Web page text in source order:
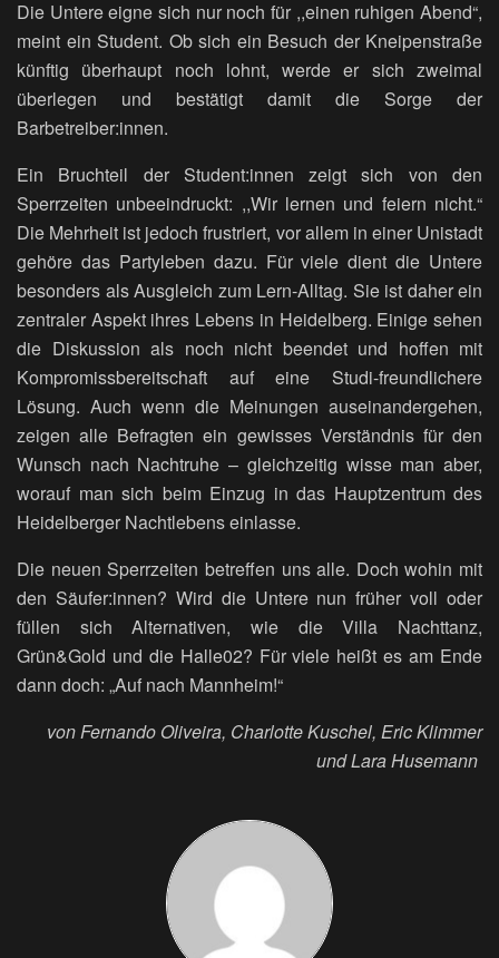
Die Untere eigne sich nur noch für ,,einen ruhigen Abend“,
meint ein Student. Ob sich ein Besuch der Kneipenstraße
künftig überhaupt noch lohnt, werde er sich zweimal
überlegen und bestätigt damit die Sorge der
Barbetreiber:innen.
Ein Bruchteil der Student:innen zeigt sich von den
Sperrzeiten unbeeindruckt: ,,Wir lernen und feiern nicht.“
Die Mehrheit ist jedoch frustriert, vor allem in einer Unistadt
gehöre das Partyleben dazu. Für viele dient die Untere
besonders als Ausgleich zum Lern-Alltag. Sie ist daher ein
zentraler Aspekt ihres Lebens in Heidelberg. Einige sehen
die Diskussion als noch nicht beendet und hoffen mit
Kompromissbereitschaft auf eine Studi-freundlichere
Lösung. Auch wenn die Meinungen auseinandergehen,
zeigen alle Befragten ein gewisses Verständnis für den
Wunsch nach Nachtruhe – gleichzeitig wisse man aber,
worauf man sich beim Einzug in das Hauptzentrum des
Heidelberger Nachtlebens einlasse.
Die neuen Sperrzeiten betreffen uns alle. Doch wohin mit
den Säufer:innen? Wird die Untere nun früher voll oder
füllen sich Alternativen, wie die Villa Nachttanz,
Grün&Gold und die Halle02? Für viele heißt es am Ende
dann doch: „Auf nach Mannheim!“
von Fernando Oliveira, Charlotte Kuschel, Eric Klimmer
und Lara Husemann